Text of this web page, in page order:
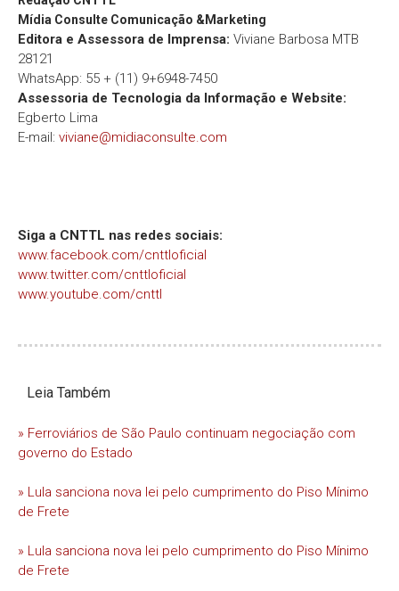
Mídia Consulte Comunicação &Marketing
Editora e Assessora de Imprensa: Viviane Barbosa MTB
28121
WhatsApp: 55 + (11) 9+6948-7450
Assessoria de Tecnologia da Informação e Website:
Egberto Lima
E-mail: viviane@midiaconsulte.com
Siga a CNTTL nas redes sociais:
www.facebook.com/cnttloficial
www.twitter.com/cnttloficial
www.youtube.com/cnttl
Leia Também
» Ferroviários de São Paulo continuam negociação com
governo do Estado
» Lula sanciona nova lei pelo cumprimento do Piso Mínimo
de Frete
» Lula sanciona nova lei pelo cumprimento do Piso Mínimo
de Frete